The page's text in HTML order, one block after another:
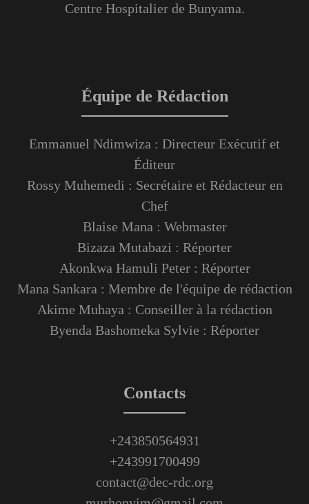
Centre Hospitalier de Bunyama.
Équipe de Rédaction
Emmanuel Ndimwiza : Directeur Exécutif et
Éditeur
Rossy Muhemedi : Secrétaire et Rédacteur en
Chef
Blaise Mana : Webmaster
Bizaza Mutabazi : Réporter
Akonkwa Hamuli Peter : Réporter
Mana Sankara : Membre de l'équipe de rédaction
Akime Muhaya : Conseiller à la rédaction
Byenda Bashomeka Sylvie : Réporter
Contacts
+243850564931
+243991700499
contact@dec-rdc.org